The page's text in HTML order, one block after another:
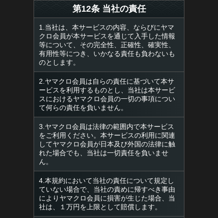
第12条 当社の責任
1.当社は、本サービスの内容、ならびにヤマ
クロ会員が本サービスを通じて入手した情報
等について、その完全性、正確性、確実性、
有用性等につき、いかなる責任も負わないも
のとします。
2.ヤマクロ会員は自らの責任に基づいて本サ
ービスを利用するものとし、当社は本サービ
スにおけるヤマクロ会員の一切の事項につい
て何らの責任を負いません。
3.ヤマクロ会員は法律の範囲内で本サービス
をご利用ください。本サービスの利用に関連
してヤマクロ会員が日本及び外国の法律に触
れた場合でも、当社は一切責任を負いませ
ん。
4.本規約において当社の責任について規定し
ていない場合で、当社の責めに帰すべき事由
によりヤマクロ会員に損害が生じた場合、当
社は、１万円を上限として賠償します。